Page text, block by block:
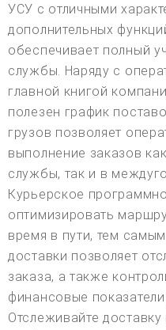
УСУ с отличными
дополнительных
обеспечивает полный
службы. Наряду с
главной книгой
полезен график
грузов позволяет
выполнение заказов
службы, так и в
Курьерское
оптимизировать
время в пути, тем
доставки позволяет
заказа, а также
финансовые
Отслеживайте